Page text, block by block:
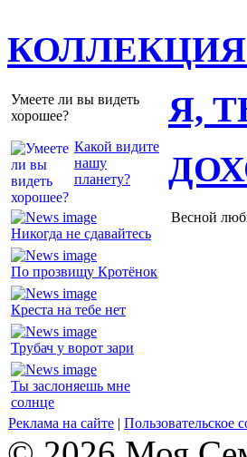
Умеете ли вы видеть
хорошее?
Какой видите
нашу
планету?
Я,
Никогда не сдавайтесь
По прозвищу Кротёнок
Креста на тебе нет
Трубач у ворот зари
Ты заслоняешь мне
солнце
Весной
Реклама на сайте | Пользовательское